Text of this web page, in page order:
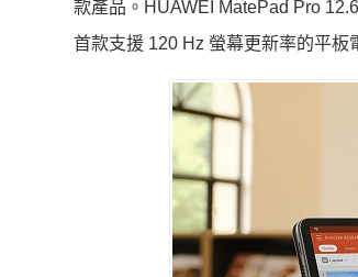
款產品。HUAWEI MatePad Pro
首款支援 120 Hz 螢幕更新率的平板